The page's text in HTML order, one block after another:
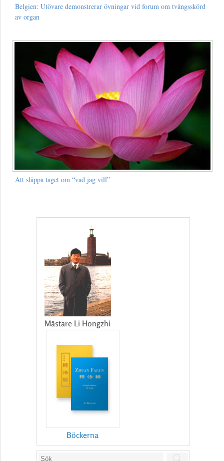
Belgien: Utövare demonstrerar övningar vid forum om tvångsskörd
av organ
Att släppa taget om “vad jag vill”
Mästare Li Hongzhi
Böckerna